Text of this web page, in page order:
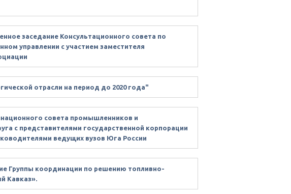
заседание Консультационного совета по
управлении с участием заместителя
отрасли на период до 2020 года"
совета промышленников и
с представителями государственной корпорации
ведущих вузов Юга России
Группы координации по решению топливно-
Кавказ».